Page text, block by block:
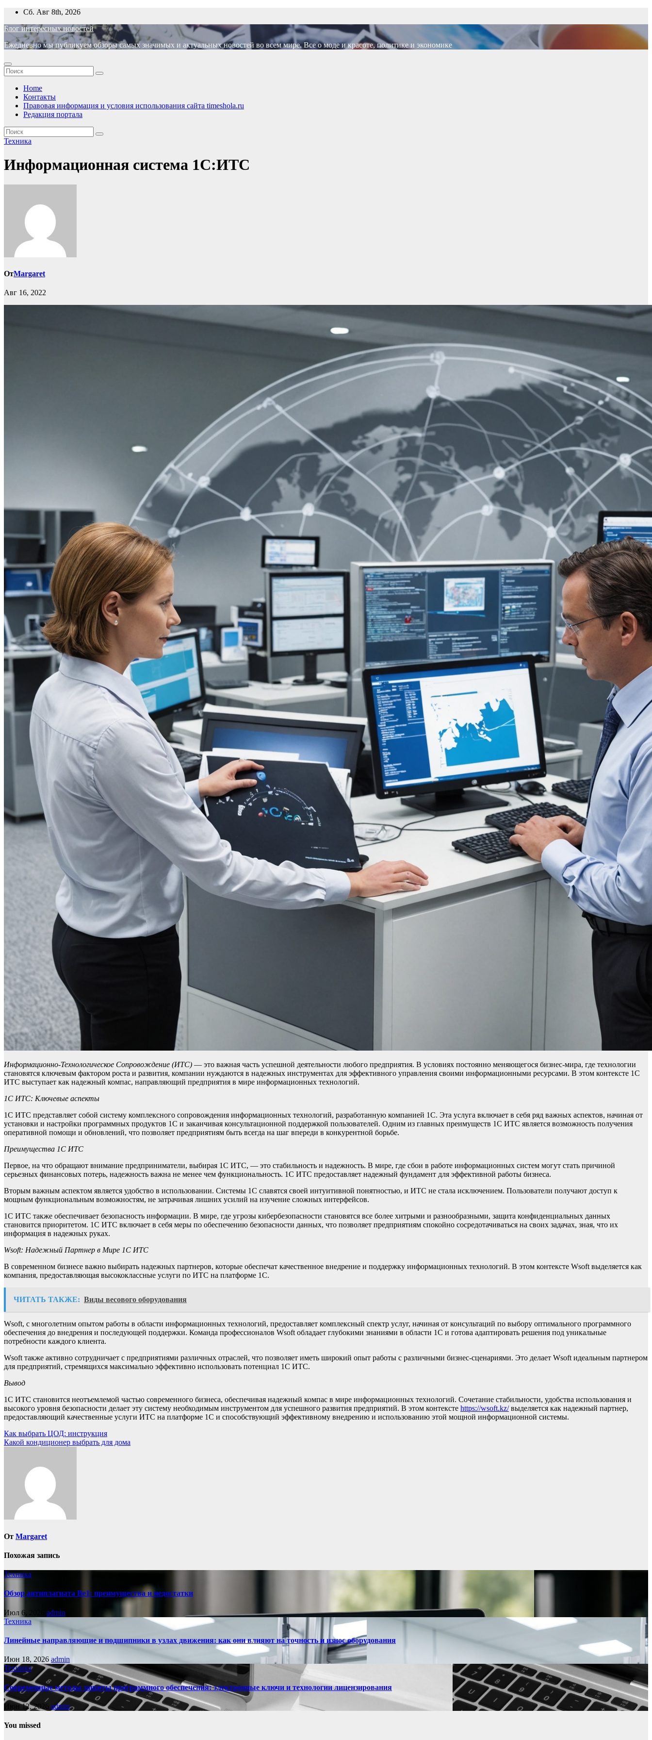
Перейти
содержимому
Сб. Авг 8th, 2026
Блог интересных новостей
Ежедневно мы публикуем обзоры самых значимых и актуальных новостей во всем мире. Все о моде и красоте, политике и экономике
Home
Контакты
Правовая информация и условия использования сайта timeshola.ru
Редакция портала
Техника
Информационная система 1С:ИТС
ОтMargaret
Авг 16, 2022
Информационно-Технологическое Сопровождение (ИТС) — это важная часть успешной деятельности любого предприятия. В условиях постоянно меняющегося бизнес-мира, где технологии
становятся ключевым фактором роста и развития, компании нуждаются в надежных инструментах для эффективного управления своими информационными ресурсами. В этом контексте 1С
ИТС выступает как надежный компас, направляющий предприятия в мире информационных технологий.
1С ИТС: Ключевые аспекты
1С ИТС представляет собой систему комплексного сопровождения информационных технологий, разработанную компанией 1С. Эта услуга включает в себя ряд важных аспектов, начиная от
установки и настройки программных продуктов 1С и заканчивая консультационной поддержкой пользователей. Одним из главных преимуществ 1С ИТС является возможность получения
оперативной помощи и обновлений, что позволяет предприятиям быть всегда на шаг впереди в конкурентной борьбе.
Преимущества 1С ИТС
Первое, на что обращают внимание предприниматели, выбирая 1С ИТС, — это стабильность и надежность. В мире, где сбои в работе информационных систем могут стать причиной
серьезных финансовых потерь, надежность важна не менее чем функциональность. 1С ИТС предоставляет надежный фундамент для эффективной работы бизнеса.
Вторым важным аспектом является удобство в использовании. Системы 1С славятся своей интуитивной понятностью, и ИТС не стала исключением. Пользователи получают доступ к
мощным функциональным возможностям, не затрачивая лишних усилий на изучение сложных интерфейсов.
1С ИТС также обеспечивает безопасность информации. В мире, где угрозы кибербезопасности становятся все более хитрыми и разнообразными, защита конфиденциальных данных
становится приоритетом. 1С ИТС включает в себя меры по обеспечению безопасности данных, что позволяет предприятиям спокойно сосредотачиваться на своих задачах, зная, что их
информация в надежных руках.
Wsoft: Надежный Партнер в Мире 1С ИТС
В современном бизнесе важно выбирать надежных партнеров, которые обеспечат качественное внедрение и поддержку информационных технологий. В этом контексте Wsoft выделяется как
компания, предоставляющая высококлассные услуги по ИТС на платформе 1С.
ЧИТАТЬ ТАКЖЕ: Виды весового оборудования
Wsoft, с многолетним опытом работы в области информационных технологий, предоставляет комплексный спектр услуг, начиная от консультаций по выбору оптимального программного
обеспечения до внедрения и последующей поддержки. Команда профессионалов Wsoft обладает глубокими знаниями в области 1С и готова адаптировать решения под уникальные
потребности каждого клиента.
Wsoft также активно сотрудничает с предприятиями различных отраслей, что позволяет иметь широкий опыт работы с различными бизнес-сценариями. Это делает Wsoft идеальным партнером
для предприятий, стремящихся максимально эффективно использовать потенциал 1С ИТС.
Вывод
1С ИТС становится неотъемлемой частью современного бизнеса, обеспечивая надежный компас в мире информационных технологий. Сочетание стабильности, удобства использования и
высокого уровня безопасности делает эту систему необходимым инструментом для успешного развития предприятий. В этом контексте https://wsoft.kz/выделяется как надежный партнер,
предоставляющий качественные услуги ИТС на платформе 1С и способствующий эффективному внедрению и использованию этой мощной информационной системы.
Навигация
по
Как выбрать ЦОД: инструкция
Какой кондиционер выбрать для дома
От Margaret
Похожая запись
Техника
Обзор антиплагиата Be1: преимущества и недостатки
Июл 6, 2026 admin
Техника
Линейные направляющие и подшипники в узлах движения: как они влияют на точность и износ оборудования
Июн 18, 2026 admin
Техника
Современные методы защиты программного обеспечения: электронные ключи и технологии лицензирования
Июн 12, 2026 admin
You missed